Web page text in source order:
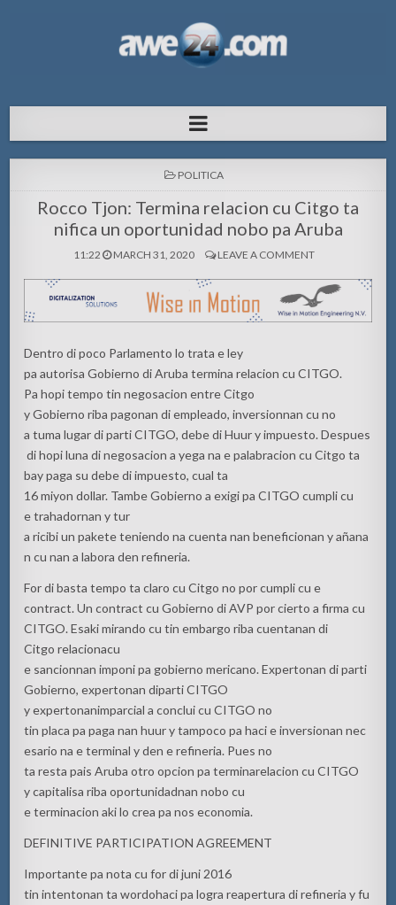
pa Aruba
POSTED
POLITICA
Rocco Tjon: Termina relacion cu Citgo ta
nifica un oportunidad nobo pa Aruba
11:22 MARCH 31, 2020 LEAVE A COMMENT
Dentro di poco Parlamento lo trata e ley
pa autorisa Gobierno di Aruba termina relacion cu CITGO.
Pa hopi tempo tin negosacion entre Citgo
y Gobierno riba pagonan di empleado, inversionnan cu no
a tuma lugar di parti CITGO, debe di Huur y impuesto. Despues
di hopi luna di negosacion a yega na e palabracion cu Citgo ta
bay paga su debe di impuesto, cual ta
16 miyon dollar. Tambe Gobierno a exigi pa CITGO cumpli cu
e trahadornan y tur
a ricibi un pakete teniendo na cuenta nan beneficionan y añana
n cu nan a labora den refineria.
For di basta tempo ta claro cu Citgo no por cumpli cu e
contract. Un contract cu Gobierno di AVP por cierto a firma cu
CITGO. Esaki mirando cu tin embargo riba cuentanan di
Citgo relacionacu
e sancionnan imponi pa gobierno mericano. Expertonan di parti
Gobierno, expertonan diparti CITGO
y expertonanimparcial a conclui cu CITGO no
tin placa pa paga nan huur y tampoco pa haci e inversionan nec
esario na e terminal y den e refineria. Pues no
ta resta pais Aruba otro opcion pa terminarelacion cu CITGO
y capitalisa riba oportunidadnan nobo cu
e terminacion aki lo crea pa nos economia.
DEFINITIVE PARTICIPATION AGREEMENT
Importante pa nota cu for di juni 2016
tin intentonan ta wordohaci pa logra reapertura di refineria y fu